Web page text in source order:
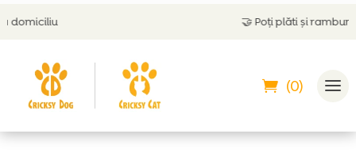
Poți plăti și ramburs
(0)